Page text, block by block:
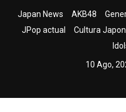
Japan News AKB48
JPop actual
Cultura
10 Ago,